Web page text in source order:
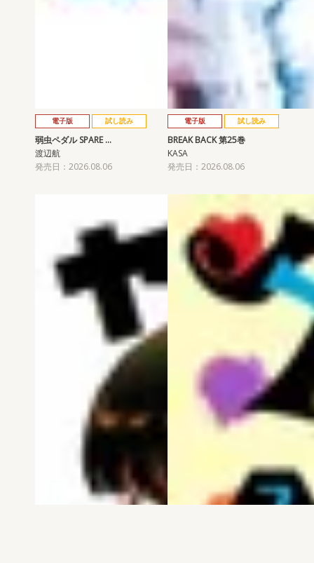
電子版 試し読み
弱虫ペダル SPARE …
渡辺航
発売日：2026.08.06
電子版 試し読み
BREAK BACK 第25巻
KASA
発売日：2026.08.06